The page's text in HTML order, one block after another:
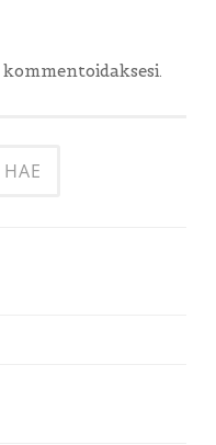
kommentoidaksesi.